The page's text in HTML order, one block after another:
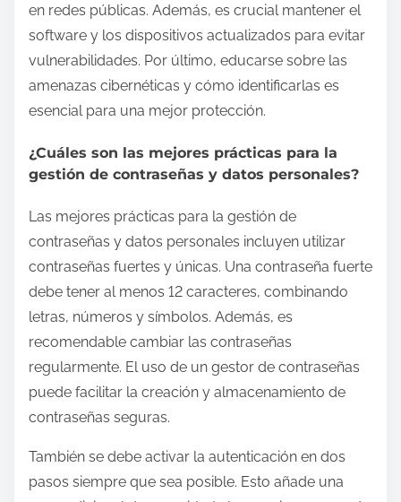
en redes públicas. Además, es crucial mantener el
software y los dispositivos actualizados para evitar
vulnerabilidades. Por último, educarse sobre las
amenazas cibernéticas y cómo identificarlas es
esencial para una mejor protección.
¿Cuáles son las mejores prácticas para la
gestión de contraseñas y datos personales?
Las mejores prácticas para la gestión de
contraseñas y datos personales incluyen utilizar
contraseñas fuertes y únicas. Una contraseña fuerte
debe tener al menos 12 caracteres, combinando
letras, números y símbolos. Además, es
recomendable cambiar las contraseñas
regularmente. El uso de un gestor de contraseñas
puede facilitar la creación y almacenamiento de
contraseñas seguras.
También se debe activar la autenticación en dos
pasos siempre que sea posible. Esto añade una